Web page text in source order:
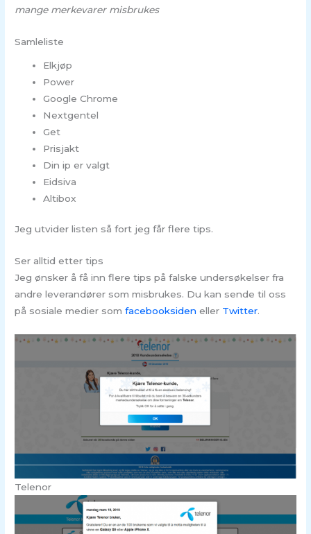
mange merkevarer misbrukes
Samleliste
Elkjøp
Power
Google Chrome
Nextgentel
Get
Prisjakt
Din ip er valgt
Eidsiva
Altibox
Jeg utvider listen så fort jeg får flere tips.
Ser alltid etter tips
Jeg ønsker å få inn flere tips på falske undersøkelser fra
andre leverandører som misbrukes. Du kan sende til oss
på sosiale medier somfacebooksiden eller Twitter.
Telenor